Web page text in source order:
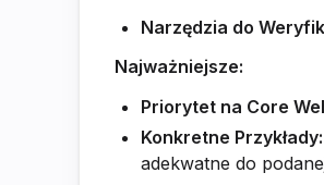
Narzędzia do
Najważniejsze:
Priorytet na Core
Konkretne Przykłady:
adekwatne do